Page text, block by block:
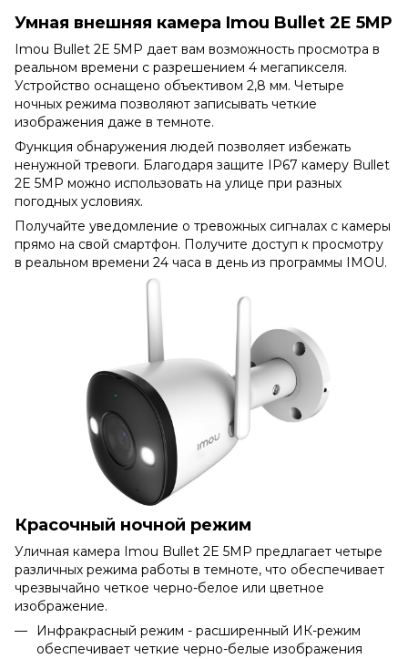
Умная внешняя камера Imou Bullet 2E 5MP
Imou Bullet 2E 5MP дает вам возможность просмотра в
реальном времени с разрешением 4 мегапикселя.
Устройство оснащено объективом 2,8 мм. Четыре
ночных режима позволяют записывать четкие
изображения даже в темноте.
Функция обнаружения людей позволяет избежать
ненужной тревоги. Благодаря защите IP67 камеру Bullet
2E 5MP можно использовать на улице при разных
погодных условиях.
Получайте уведомление о тревожных сигналах с камеры
прямо на свой смартфон. Получите доступ к просмотру
в реальном времени 24 часа в день из программы IMOU.
Красочный ночной режим
Уличная камера Imou Bullet 2E 5MP предлагает четыре
различных режима работы в темноте, что обеспечивает
чрезвычайно четкое черно-белое или цветное
изображение.
Инфракрасный режим - расширенный ИК-режим
обеспечивает четкие черно-белые изображения